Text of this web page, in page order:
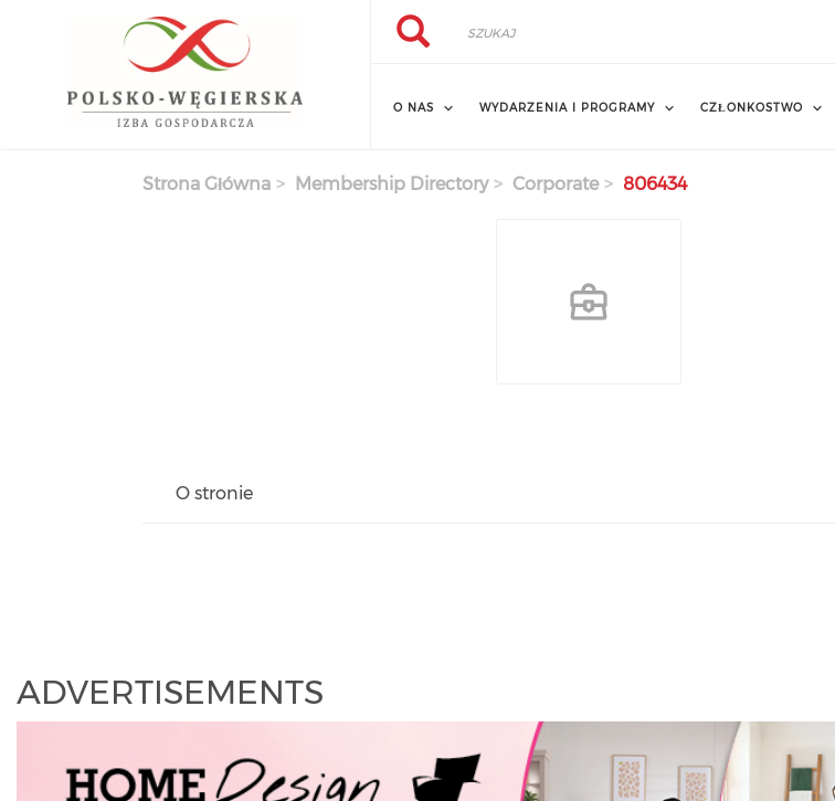
Szukaj
Szukaj
O NAS WYDARZENIA I PROGRAMY CZŁONKOSTWO
Strona Główna Membership Directory Corporate 806434
O stronie
ADVERTISEMENTS